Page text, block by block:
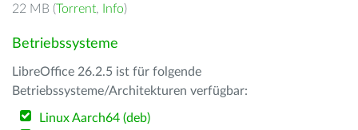
22 MB (Torrent, Info)
Betriebssysteme
LibreOffice 26.2.5 ist für folgende
Betriebssysteme/Architekturen verfügbar:
Linux Aarch64 (deb)